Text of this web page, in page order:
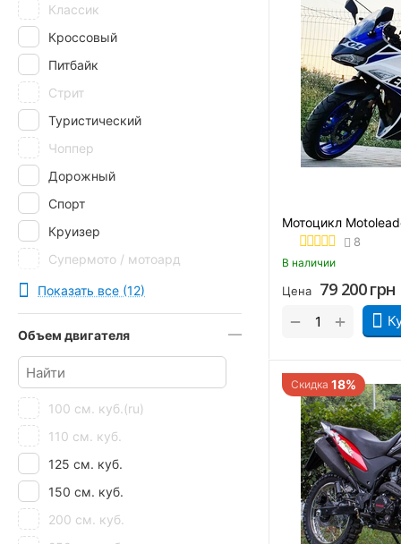
Мотоцикл
8
В наличии
Цена 79 200грн
+
−
Скидка 18%
Классик
Кроссовый
Питбайк
Стрит
Туристический
Чоппер
Дорожный
Спорт
Круизер
Супермото / мотоард
Эндуро
Грузовой
Показать все (12)
Объем двигателя
100 см. куб.(ru)
110 см. куб.
125 см. куб.
150 см. куб.
200 см. куб.